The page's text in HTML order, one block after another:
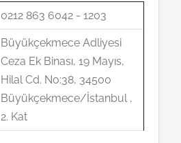
0212 863 6042 - 1203
Büyükçekmece Adliyesi
Ceza Ek Binası, 19 Mayıs,
Hilal Cd. No:38, 34500
Büyükçekmece/İstanbul ,
2. Kat